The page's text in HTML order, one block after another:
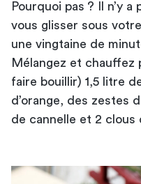
Pourquoi pas ? Il n’y
vous glisser sous votre
une vingtaine de
Mélangez et chauffez
faire bouillir) 1,5 litre
d’orange, des zestes
de cannelle et 2 clous